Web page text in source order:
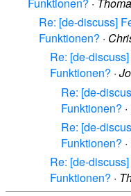
Re: [de-discuss]
Funktionen? ·
Re: [de-
Funktionen? ·
Re: [de-
Funktionen? ·
Re: [de-
Funktionen? ·
Re: [de-
Funktionen? ·